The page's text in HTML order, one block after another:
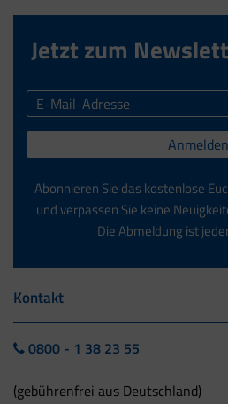
Jetzt zum
Anmelden
Abonnieren Sie das kostenlose
und verpassen Sie keine
Die Abmeldung ist
Kontakt
0800 - 1 38 23 55
(gebührenfrei aus Deutschland)